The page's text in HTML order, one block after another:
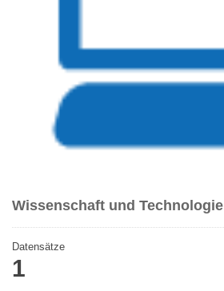
Wissenschaft und Technologie
Datensätze
1